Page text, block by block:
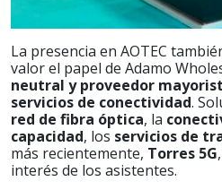
La presencia en AOTEC
valor el papel de Adamo
neutral y proveedor
servicios de conectividad.
red de fibra óptica, la
capacidad, los servicios de
más recientemente, Torres 5G
interés de los asistentes.